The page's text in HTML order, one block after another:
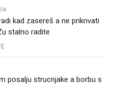
kad zasereš a ne prikrivati
stalno radite
posalju strucnjake a borbu s